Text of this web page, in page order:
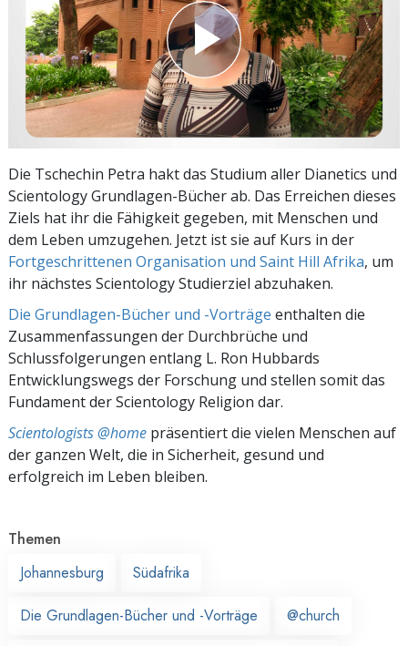
Die Tschechin Petra hakt das Studium aller Dianetics und
Scientology Grundlagen-Bücher ab. Das Erreichen dieses
Ziels hat ihr die Fähigkeit gegeben, mit Menschen und
dem Leben umzugehen. Jetzt ist sie auf Kurs in der
Fortgeschrittenen Organisation und Saint Hill Afrika, um
ihr nächstes Scientology Studierziel abzuhaken.
Die Grundlagen-Bücher und -Vorträge enthalten die
Zusammenfassungen der Durchbrüche und
Schlussfolgerungen entlang L. Ron Hubbards
Entwicklungswegs der Forschung und stellen somit das
Fundament der Scientology Religion dar.
Scientologists @home präsentiert die vielen Menschen auf
der ganzen Welt, die in Sicherheit, gesund und
erfolgreich im Leben bleiben.
Themen
Johannesburg
Südafrika
Die Grundlagen-Bücher und -Vorträge @church